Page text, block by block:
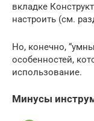
вкладке
настроить (см.
Но, конечно,
особенностей,
использование.
Минусы